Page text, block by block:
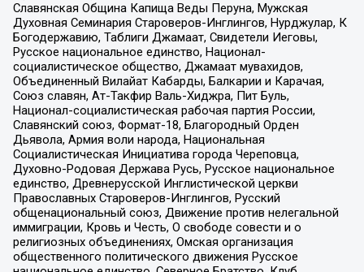
Славянская Община Капища Веды Перуна, Мужская
Духовная Семинария Староверов-Инглингов, Нурджулар, К
Богодержавию, Таблиги Джамаат, Свидетели Иеговы,
Русское национальное единство, Национал-
социалистическое общество, Джамаат мувахидов,
Объединенный Вилайат Кабарды, Балкарии и Карачая,
Союз славян, Ат-Такфир Валь-Хиджра, Пит Буль,
Национал-социалистическая рабочая партия России,
Славянский союз, Формат-18, Благородный Орден
Дьявола, Армия воли народа, Национальная
Социалистическая Инициатива города Череповца,
Духовно-Родовая Держава Русь, Русское национальное
единство, Древнерусской Инглистической церкви
Православных Староверов-Инглингов, Русский
общенациональный союз, Движение против нелегальной
иммиграции, Кровь и Честь, О свободе совести и о
религиозных объединениях, Омская организация
общественного политического движения Русское